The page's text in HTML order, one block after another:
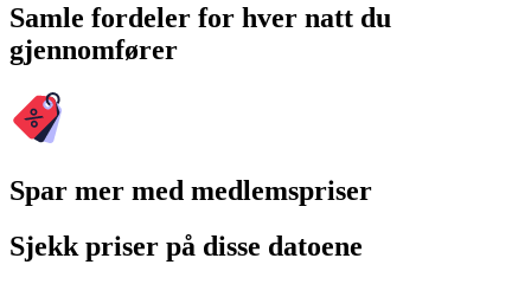
Samle fordeler for hver natt du
gjennomfører
Spar mer med medlemspriser
Sjekk priser på disse datoene